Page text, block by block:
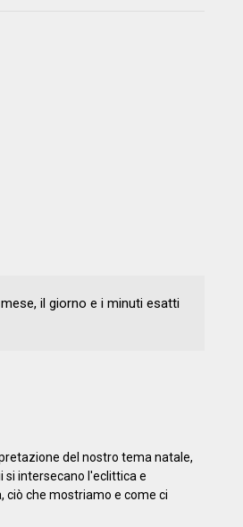
il giorno e i minuti esatti
del nostro tema natale,
si intersecano l'eclittica e
ciò che mostriamo e come ci